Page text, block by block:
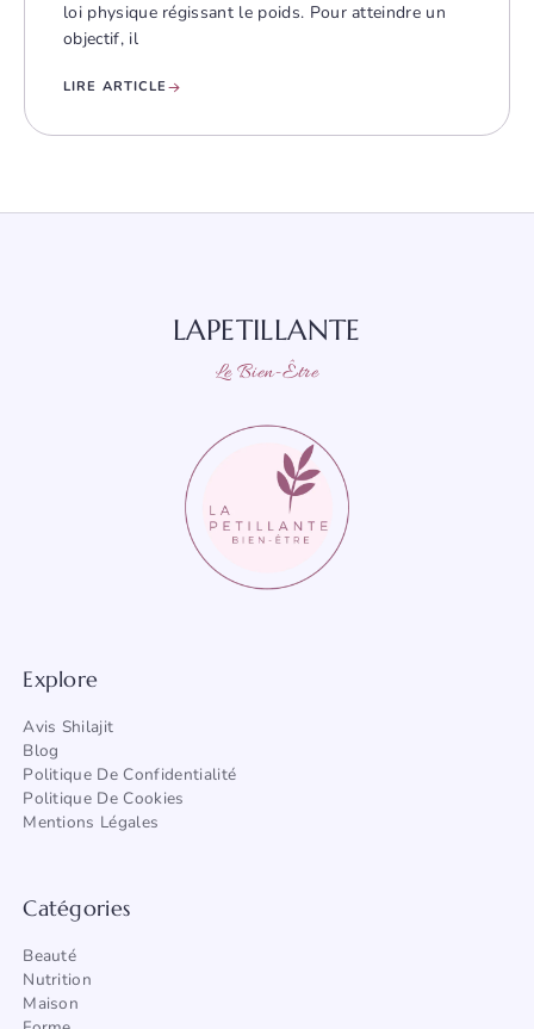
loi physique régissant le poids. Pour atteindre un
objectif, il
LIRE ARTICLE
LAPETILLANTE
Le Bien-Être
Explore
Avis Shilajit
Blog
Politique De Confidentialité
Politique De Cookies
Mentions Légales
Catégories
Beauté
Nutrition
Maison